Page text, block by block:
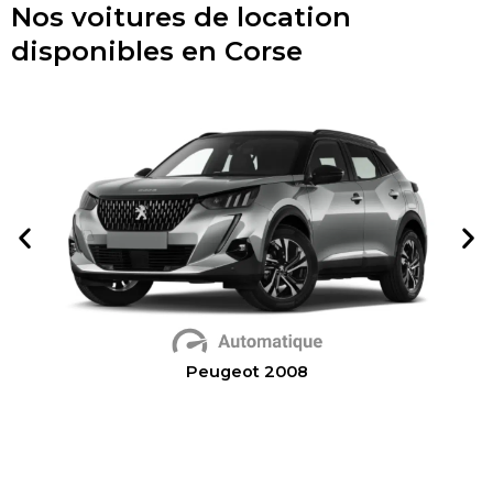
Nos voitures de location
disponibles en Corse
Peugeot 2008